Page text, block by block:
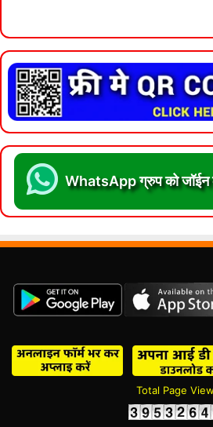
WhatsApp ग्रुप को जॉईन
Total Page View